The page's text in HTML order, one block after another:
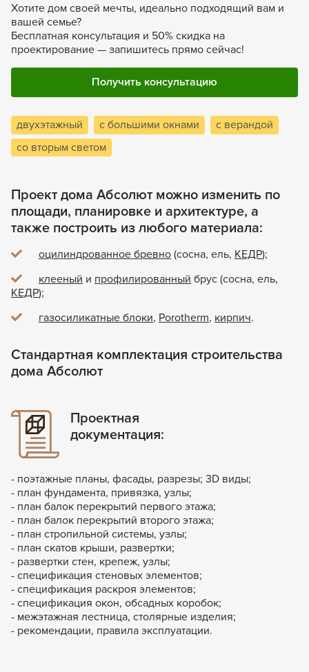
Хотите дом своей мечты, идеально подходящий вам и
вашей семье?
Бесплатная консультация и 50% скидка на
проектирование — запишитесь прямо сейчас!
Получить консультацию
двухэтажный с большими окнами
с верандой
со вторым светом
Проект дома Абсолют можно изменить по
площади, планировке и архитектуре, а
также построить из любого материала:
оцилиндрованное бревно (сосна, ель, КЕДР);
клееный и профилированный брус (сосна, ель,
КЕДР);
газосиликатные блоки, Porotherm, кирпич.
Стандартная комплектация строительства
дома Абсолют
Проектная
документация:
- поэтажные планы, фасады, разрезы; 3D виды;
- план фундамента, привязка, узлы;
- план балок перекрытий первого этажа;
- план балок перекрытий второго этажа;
- план стропильной системы, узлы;
- план скатов крыши, развертки;
- развертки стен, крепеж, узлы;
- спецификация стеновых элементов;
- спецификация раскроя элементов;
- спецификация окон, обсадных коробок;
- межэтажная лестница, столярные изделия;
- рекомендации, правила эксплуатации.